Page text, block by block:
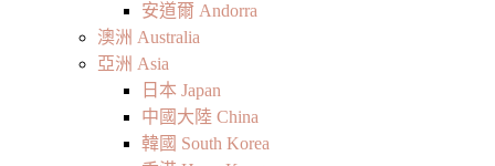
安道爾 Andorra
澳洲 Australia
亞洲 Asia
日本 Japan
中國大陸 China
韓國 South Korea